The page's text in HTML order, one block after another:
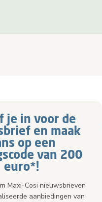
je in voor de
en maak
op een
van 200
euro*!
Maxi-Cosi nieuwsbrieven
aanbiedingen van